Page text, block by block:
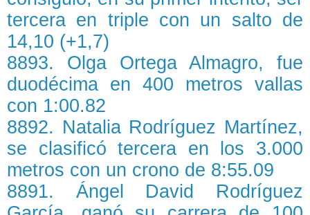
tercera en triple con un salto de
14,10 (+1,7)
8893. Olga Ortega Almagro, fue
duodécima en 400 metros vallas
con 1:00.82
8892. Natalia Rodríguez Martínez,
se clasificó tercera en los 3.000
metros con un crono de 8:55.09
8891. Ángel David Rodríguez